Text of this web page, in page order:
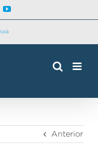
YouTube
Anterior